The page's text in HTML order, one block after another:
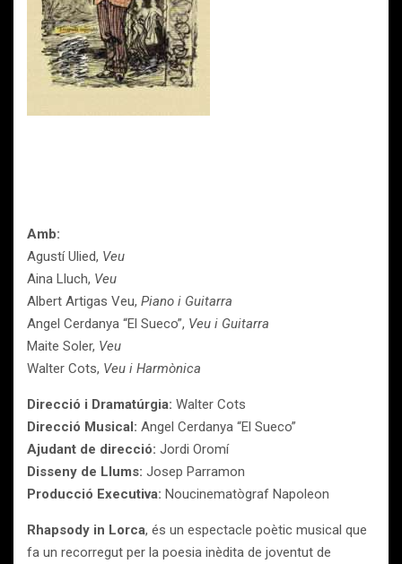
Amb:
Agustí Ulied, Veu
Aina Lluch, Veu
Albert Artigas Veu, Piano i Guitarra
Angel Cerdanya “El Sueco”, Veu i Guitarra
Maite Soler, Veu
Walter Cots, Veu i Harmònica
Direcció i Dramatúrgia: Walter Cots
Direcció Musical: Angel Cerdanya “El Sueco”
Ajudant de direcció: Jordi Oromí
Disseny de Llums: Josep Parramon
Producció Executiva: Noucinematògraf Napoleon
Rhapsody in Lorca, és un espectacle poètic musical que
fa un recorregut per la poesia inèdita de joventut de